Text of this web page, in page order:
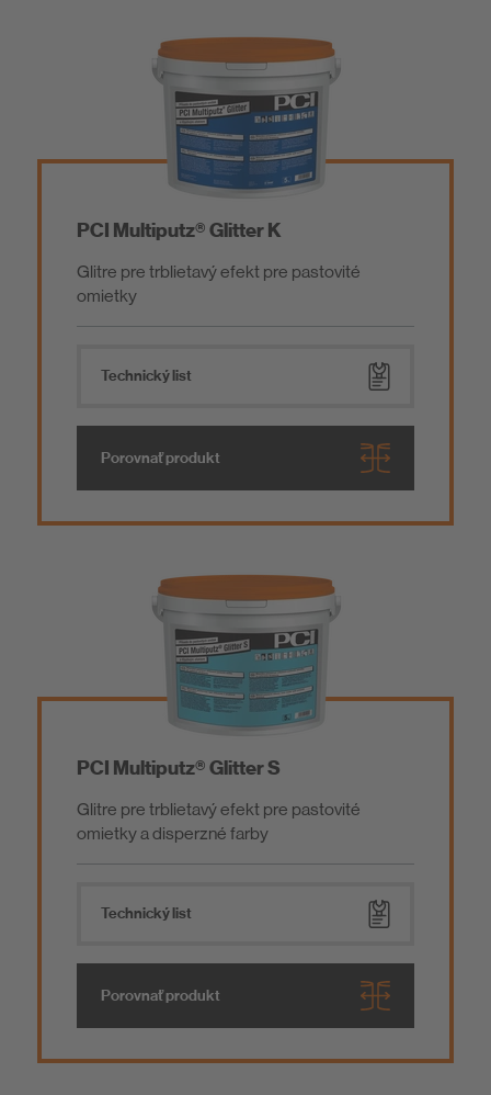
PCI Multiputz® Glitter K
Glitre pre trblietavý efekt pre pastovité
omietky
Technický list
Porovnať produkt
PCI Multiputz® Glitter S
Glitre pre trblietavý efekt pre pastovité
omietky a disperzné farby
Technický list
Porovnať produkt